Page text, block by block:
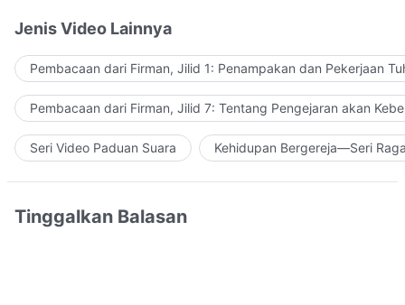
Jenis Video Lainnya
Pembacaan dari Firman, Jilid 1: Penampakan dan Pekerjaan
Pembacaan dari Firman, Jilid 7: Tentang Pengejaran akan
Seri Video Paduan Suara Kehidupan Bergereja—Seri
Tinggalkan Balasan